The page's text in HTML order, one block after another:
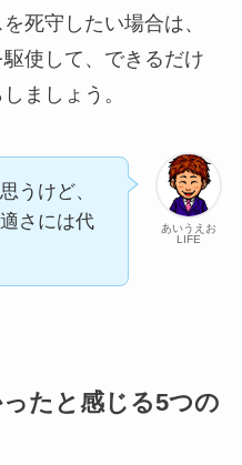
死守したい場合は、
使して、できるだけ
ましょう。
あいうえお
LIFE
うけど、
さには代
たと感じる5つの